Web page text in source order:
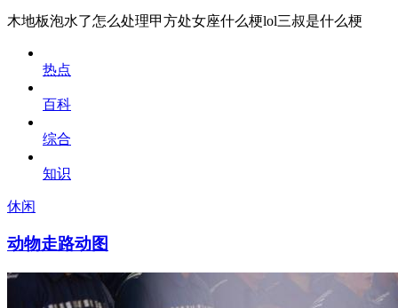
木地板泡水了怎么处理甲方处女座什么梗lol三叔是什么梗
热点
百科
综合
知识
休闲
动物走路动图